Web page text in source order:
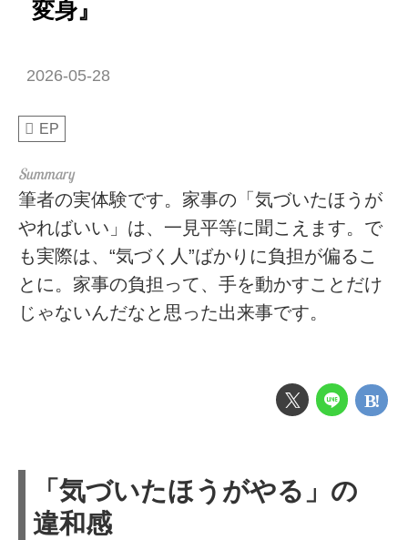
変身』
2026-05-28
EP
筆者の実体験です。家事の「気づいたほうが
やればいい」は、一見平等に聞こえます。で
も実際は、“気づく人”ばかりに負担が偏るこ
とに。家事の負担って、手を動かすことだけ
じゃないんだなと思った出来事です。
「気づいたほうがやる」の
違和感